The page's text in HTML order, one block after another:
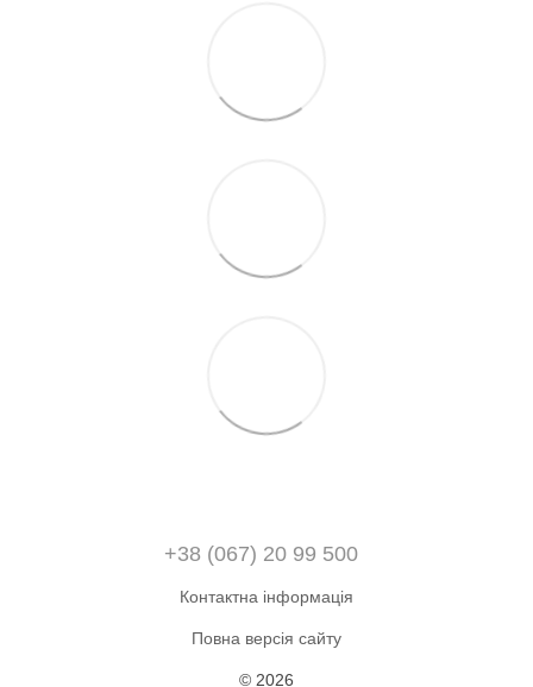
+38 (067) 20 99 500
Контактна інформація
Повна версія сайту
© 2026